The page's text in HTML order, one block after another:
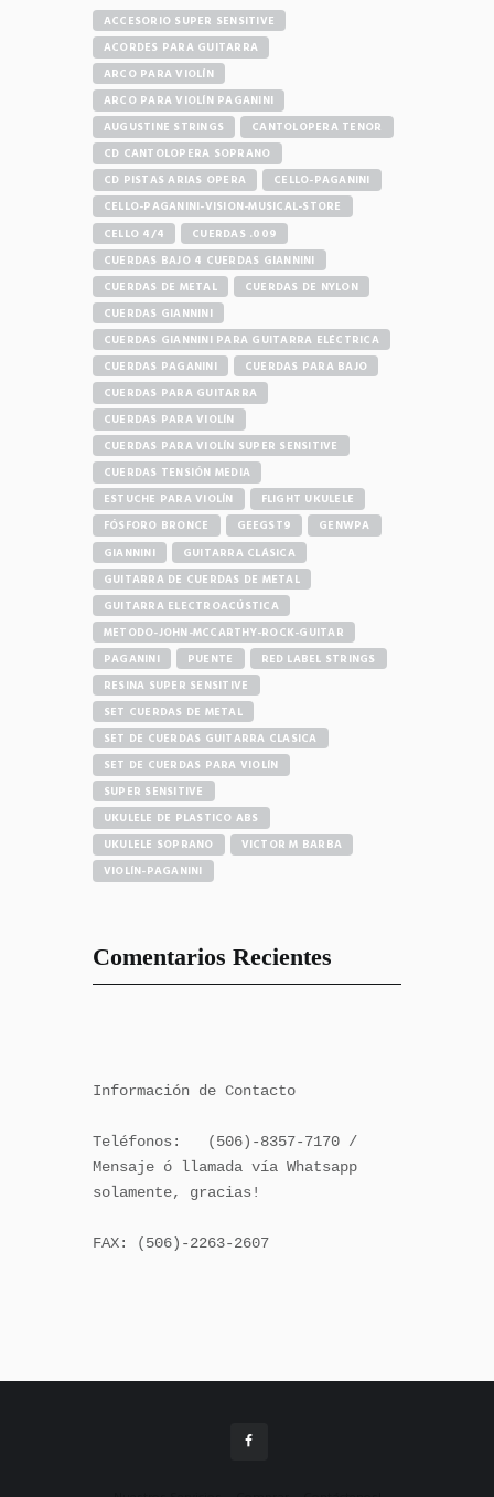
ACCESORIO SUPER SENSITIVE
ACORDES PARA GUITARRA
ARCO PARA VIOLÍN
ARCO PARA VIOLÍN PAGANINI
AUGUSTINE STRINGS
CANTOLOPERA TENOR
CD CANTOLOPERA SOPRANO
CD PISTAS ARIAS OPERA
CELLO-PAGANINI
CELLO-PAGANINI-VISION-MUSICAL-STORE
CELLO 4/4
CUERDAS .009
CUERDAS BAJO 4 CUERDAS GIANNINI
CUERDAS DE METAL
CUERDAS DE NYLON
CUERDAS GIANNINI
CUERDAS GIANNINI PARA GUITARRA ELÉCTRICA
CUERDAS PAGANINI
CUERDAS PARA BAJO
CUERDAS PARA GUITARRA
CUERDAS PARA VIOLÍN
CUERDAS PARA VIOLÍN SUPER SENSITIVE
CUERDAS TENSIÓN MEDIA
ESTUCHE PARA VIOLÍN
FLIGHT UKULELE
FÓSFORO BRONCE
GEEGST9
GENWPA
GIANNINI
GUITARRA CLÁSICA
GUITARRA DE CUERDAS DE METAL
GUITARRA ELECTROACÚSTICA
METODO-JOHN-MCCARTHY-ROCK-GUITAR
PAGANINI
PUENTE
RED LABEL STRINGS
RESINA SUPER SENSITIVE
SET CUERDAS DE METAL
SET DE CUERDAS GUITARRA CLASICA
SET DE CUERDAS PARA VIOLÍN
SUPER SENSITIVE
UKULELE DE PLASTICO ABS
UKULELE SOPRANO
VICTOR M BARBA
VIOLÍN-PAGANINI
Comentarios Recientes
Información de Contacto
Teléfonos:   (506)-8357-7170 /
Mensaje ó llamada vía Whatsapp
solamente, gracias!
FAX: (506)-2263-2607